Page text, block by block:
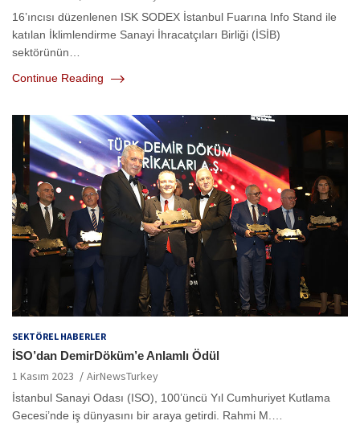
16’ıncısı düzenlenen ISK SODEX İstanbul Fuarına Info Stand ile
katılan İklimlendirme Sanayi İhracatçıları Birliği (İSİB)
sektörünün…
Continue Reading
SEKTÖREL HABERLER
İSO’dan DemirDöküm’e Anlamlı Ödül
1 Kasım 2023 AirNewsTurkey
İstanbul Sanayi Odası (ISO), 100’üncü Yıl Cumhuriyet Kutlama
Gecesi’nde iş dünyasını bir araya getirdi. Rahmi M.…